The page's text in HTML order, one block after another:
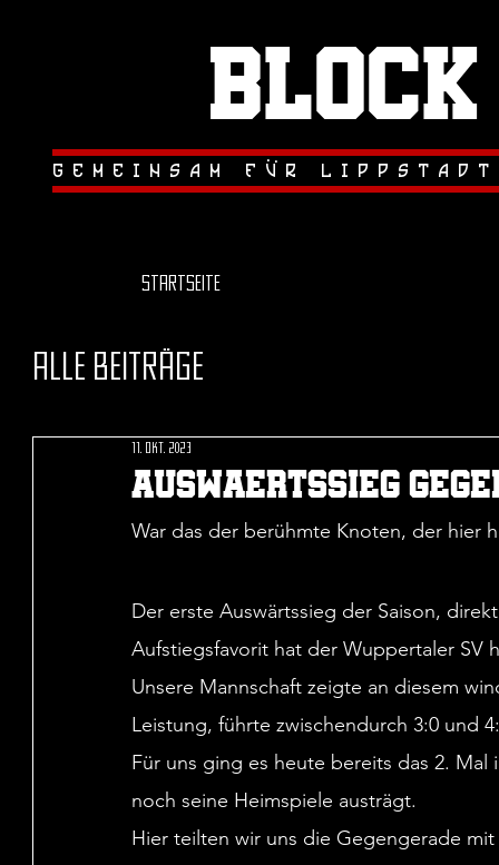
Block
gemeinsam fur
..
Startseite
Alle Beiträge
auswaertssieg
11. Okt. 2023
War das der berühmte Knoten, der hier
Der erste Auswärtssieg der Saison,
Aufstiegsfavorit hat der Wuppertaler SV
Unsere Mannschaft zeigte an diesem
Leistung, führte zwischendurch 3:0 und
Für uns ging es heute bereits das 2.
noch seine Heimspiele austrägt.
Hier teilten wir uns die Gegengerade